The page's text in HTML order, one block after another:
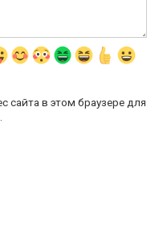
сайта в этом браузере для